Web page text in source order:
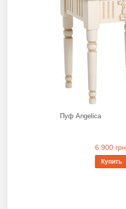
Пуф Angelica
6 900 грн.
Купить